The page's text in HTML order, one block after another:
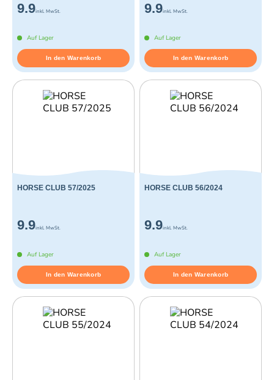
9.9inkl. MwSt.
Auf Lager
In den Warenkorb
9.9inkl. MwSt.
Auf Lager
In den Warenkorb
HORSE CLUB 57/2025
9.9inkl. MwSt.
Auf Lager
In den Warenkorb
HORSE CLUB 56/2024
9.9inkl. MwSt.
Auf Lager
In den Warenkorb